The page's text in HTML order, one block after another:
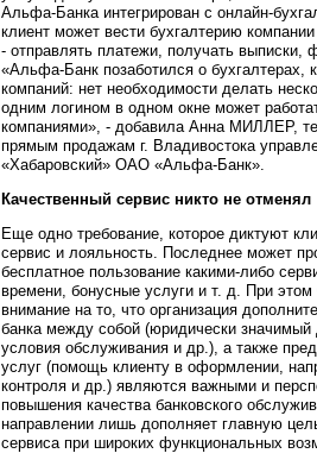
Альфа-Банка интегрирован с онлайн-
клиент может вести бухгалтерию
- отправлять платежи, получать выписки,
«Альфа-Банк позаботился о бухгалтерах,
компаний: нет необходимости делать
одним логином в одном окне может
компаниями», - добавила Анна МИЛЛЕР,
прямым продажам г. Владивостока
«Хабаровский» ОАО «Альфа-Банк».
Качественный сервис никто не отменял
Еще одно требование, которое диктуют
сервис и лояльность. Последнее может
бесплатное пользование какими-либо
времени, бонусные услуги и т. д. При
внимание на то, что организация
банка между собой (юридически значимый
условия обслуживания и др.), а также
услуг (помощь клиенту в оформлении,
контроля и др.) являются важными и
повышения качества банковского
направлении лишь дополняет главную
сервиса при широких функциональных